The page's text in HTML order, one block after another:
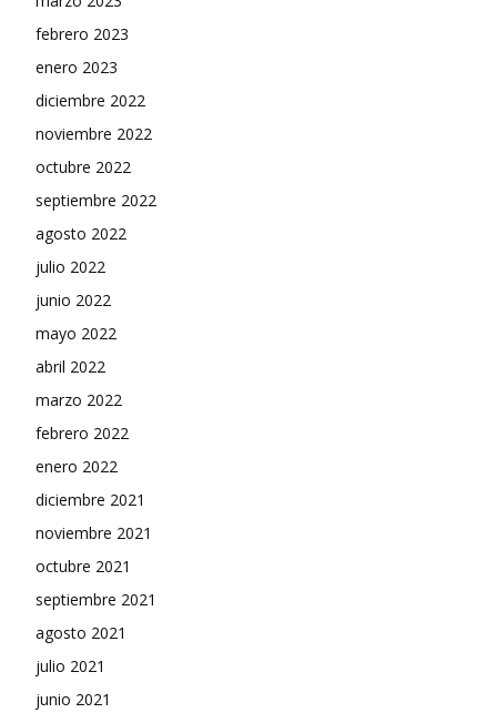
febrero 2023
enero 2023
diciembre 2022
noviembre 2022
octubre 2022
septiembre 2022
agosto 2022
julio 2022
junio 2022
mayo 2022
abril 2022
marzo 2022
febrero 2022
enero 2022
diciembre 2021
noviembre 2021
octubre 2021
septiembre 2021
agosto 2021
julio 2021
junio 2021